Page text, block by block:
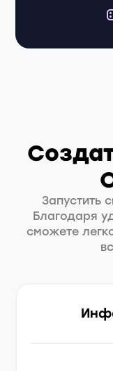
Запустить
Благодаря
сможете